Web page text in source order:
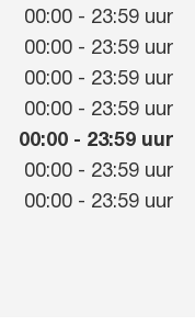
00:00 - 23:59 uur
00:00 - 23:59 uur
00:00 - 23:59 uur
00:00 - 23:59 uur
00:00 - 23:59 uur
00:00 - 23:59 uur
00:00 - 23:59 uur